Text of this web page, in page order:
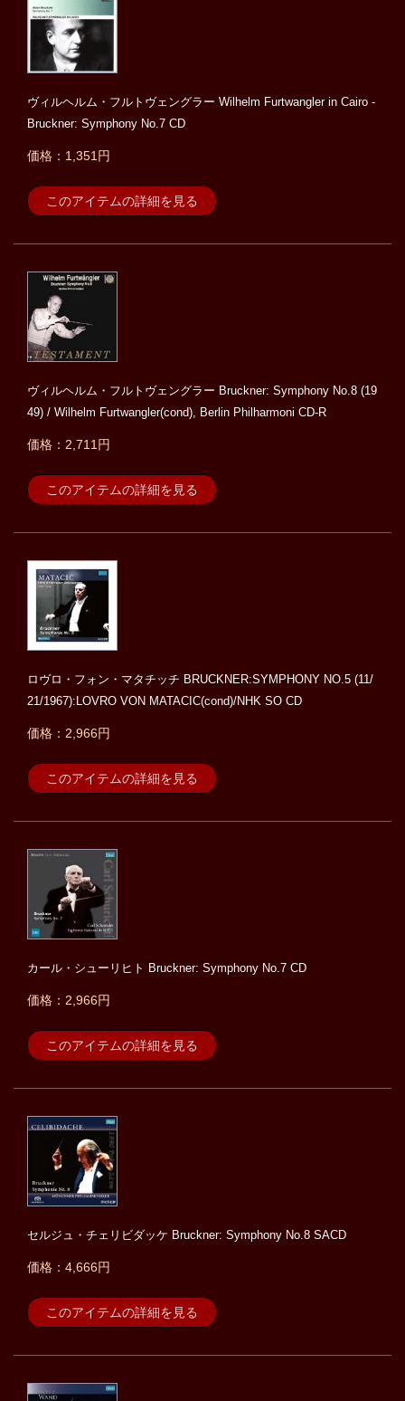
ヴィルヘルム・フルトヴェングラー Wilhelm Furtwangler in Cairo -
Bruckner: Symphony No.7 CD
価格：1,351円
このアイテムの詳細を見る
ヴィルヘルム・フルトヴェングラー Bruckner: Symphony No.8 (19
49) / Wilhelm Furtwangler(cond), Berlin Philharmoni CD-R
価格：2,711円
このアイテムの詳細を見る
ロヴロ・フォン・マタチッチ BRUCKNER:SYMPHONY NO.5 (11/
21/1967):LOVRO VON MATACIC(cond)/NHK SO CD
価格：2,966円
このアイテムの詳細を見る
カール・シューリヒト Bruckner: Symphony No.7 CD
価格：2,966円
このアイテムの詳細を見る
セルジュ・チェリビダッケ Bruckner: Symphony No.8 SACD
価格：4,666円
このアイテムの詳細を見る